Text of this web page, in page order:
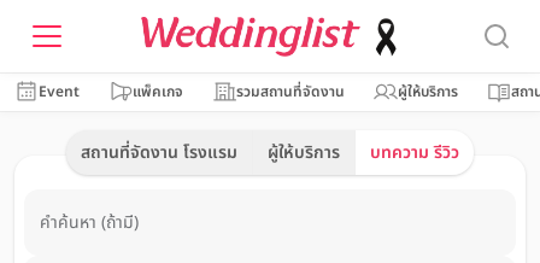
Event แพ็คเกจ รวมสถานที่จัดงาน ผู้ให้บริการ สถา
สถานที่จัดงาน โรงแรม ผู้ให้บริการ บทความ รีวิว
คำค้นหา (ถ้ามี)